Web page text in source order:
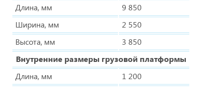
Длина, мм
9 850
Ширина, мм
2 550
Высота, мм
3 850
Внутренние размеры грузовой платформы
Длина, мм
1 200